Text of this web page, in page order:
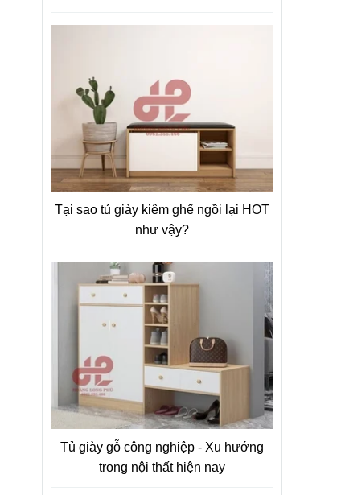
Tại sao tủ giày kiêm ghế ngồi lại HOT
như vậy?
Tủ giày gỗ công nghiệp - Xu hướng
trong nội thất hiện nay